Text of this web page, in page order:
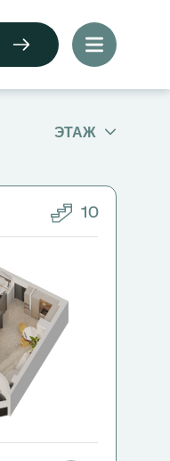
ЭТАЖ
10